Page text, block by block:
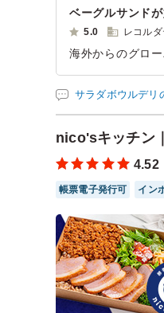
ベーグルサンド
5.0 レコル
海外からのグロ
えてバンがベー
サイズも食べや
また利用したい
ご利用シーン：会議
サラダボウルデリ
nico'sキッチン
4.52
帳票電子発行可 イン